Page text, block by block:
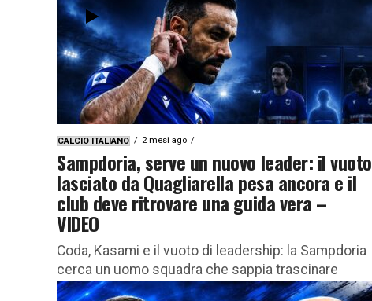
CALCIO ITALIANO 2 mesi ago
Sampdoria, serve un nuovo leader: il vuoto
lasciato da Quagliarella pesa ancora e il
club deve ritrovare una guida vera –
VIDEO
Coda, Kasami e il vuoto di leadership: la Sampdoria
cerca un uomo squadra che sappia trascinare
come un tempo La Sampdoria non ha bisogno